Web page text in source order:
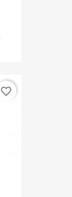
favorite_border